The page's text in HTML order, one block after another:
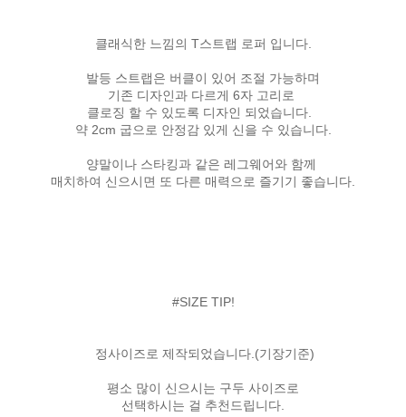
클래식한 느낌의 T스트랩 로퍼 입니다.
발등 스트랩은 버클이 있어 조절 가능하며
기존 디자인과 다르게 6자 고리로
클로징 할 수 있도록 디자인 되었습니다.
약 2cm 굽으로 안정감 있게 신을 수 있습니다.
양말이나 스타킹과 같은 레그웨어와 함께
매치하여 신으시면 또 다른 매력으로 즐기기 좋습니다.
#SIZE TIP!
정사이즈로 제작되었습니다.(기장기준)
평소 많이 신으시는 구두 사이즈로
선택하시는 걸 추천드립니다.